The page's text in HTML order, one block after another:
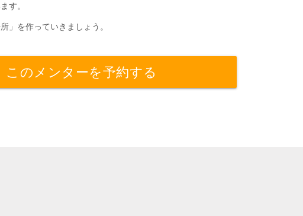
す。
」を作っていきましょう。
このメンターを予約する